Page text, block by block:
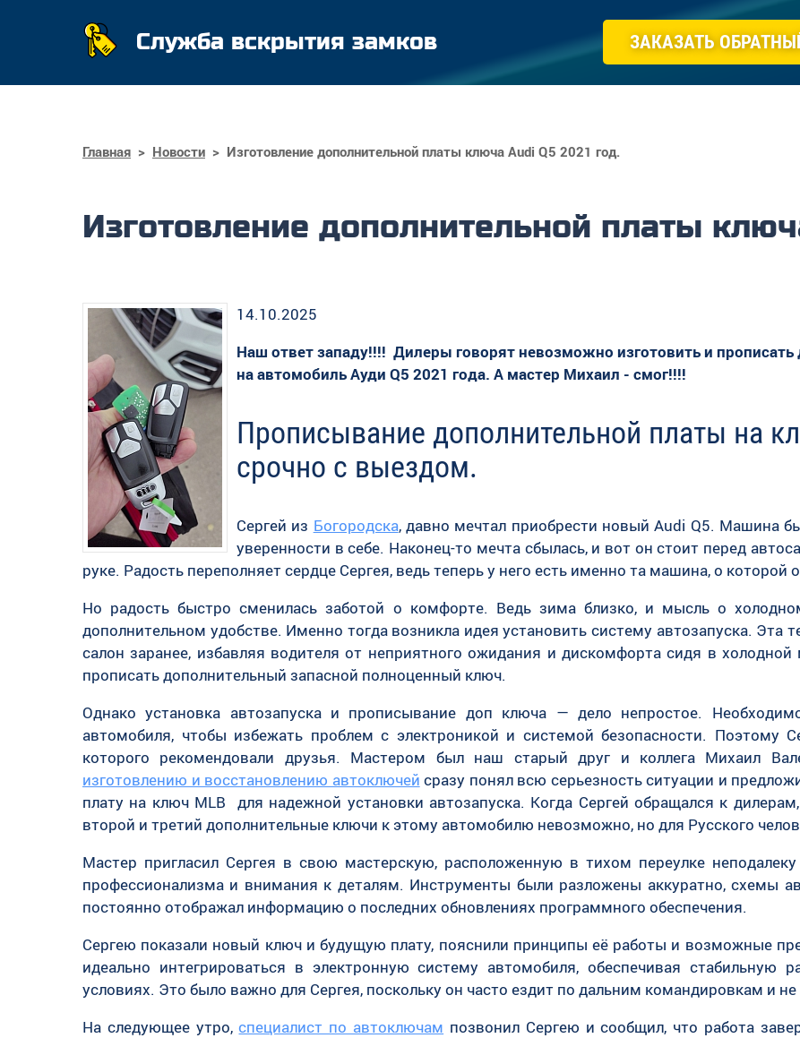
Главная > Новости > Изготовление дополнительной платы ключа Audi Q5 2021 год.
Изготовление дополнительной платы
14.10.2025
Наш ответ западу!!!! Дилеры говорят невозможно изготовить и
на автомобиль Ауди Q5 2021 года. А мастер Михаил - смог!!!!
Прописывание дополнительной платы на
срочно с выездом.
Сергей из Богородска, давно мечтал приобрести новый Audi Q5. Машина
уверенности в себе. Наконец-то мечта сбылась, и вот он стоит перед
руке. Радость переполняет сердце Сергея, ведь теперь у него есть именно та машина, о которой
Но радость быстро сменилась заботой о комфорте. Ведь зима близко, и мысль о
дополнительном удобстве. Именно тогда возникла идея установить систему автозапуска. Эта
салон заранее, избавляя водителя от неприятного ожидания и дискомфорта сидя в
прописать дополнительный запасной полноценный ключ.
Однако установка автозапуска и прописывание доп ключа — дело непростое.
автомобиля, чтобы избежать проблем с электроникой и системой безопасности. Поэтому
которого рекомендовали друзья. Мастером был наш старый друг и коллега Михаил
изготовлению и восстановлению автоключей сразу понял всю серьезность ситуации и
плату на ключ MLB для надежной установки автозапуска. Когда Сергей обращался к
второй и третий дополнительные ключи к этому автомобилю невозможно, но для Русского
Мастер пригласил Сергея в свою мастерскую, расположенную в тихом переулке
профессионализма и внимания к деталям. Инструменты были разложены аккуратно, схемы
постоянно отображал информацию о последних обновлениях программного обеспечения.
Сергею показали новый ключ и будущую плату, пояснили принципы её работы и возможные
идеально интегрироваться в электронную систему автомобиля, обеспечивая стабильную
условиях. Это было важно для Сергея, поскольку он часто ездит по дальним командировкам и
На следующее утро,специалист по автоключам позвонил Сергею и сообщил, что работа
Служба вскрытия замков ЗАКАЗАТЬ